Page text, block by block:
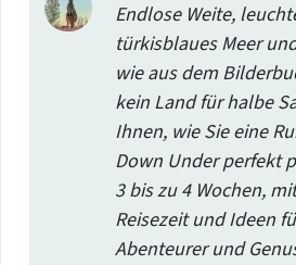
Endlose Weite,
türkisblaues Meer
wie aus dem
kein Land für halbe
Ihnen, wie Sie eine
Down Under perfekt
3 bis zu 4 Wochen,
Reisezeit und Ideen
Abenteurer und